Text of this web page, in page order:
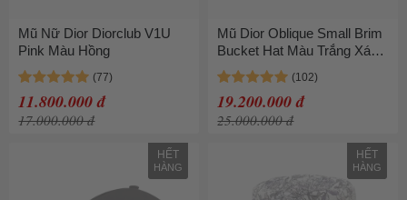
Mũ Nữ Dior Diorclub V1U
Pink Màu Hồng
11.800.000 đ
17.000.000 đ
Mũ Dior Oblique Small Brim
Bucket Hat Màu Trắng Xám
Size 57
19.200.000 đ
25.000.000 đ
HẾT
HÀNG
HẾT
HÀNG